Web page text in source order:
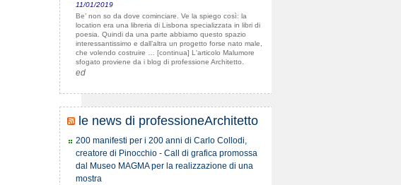
11/01/2019
Be’ non so da dove cominciare. Ve la spiego così: la
location era una libreria di Lisbona specializzata in libri di
poesia. Quindi da una parte abbiamo questo spazio
interessantissimo e dall’altra un progetto forse nato male,
che volendo costruire … [continua] L'articolo Malumore
sfogato proviene da i blog di professione Architetto.
ed
le news di professioneArchitetto
200 manifesti per i 200 anni di Carlo Collodi,
creatore di Pinocchio - Call di grafica promossa
dal Museo MAGMA per la realizzazione di una
mostra